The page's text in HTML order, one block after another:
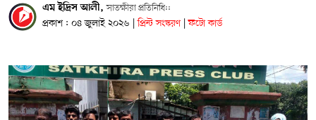
এম ইদ্রিস আলী,সাতক্ষীরা প্রতিনিধি::
প্রকাশ : ০৪ জুলাই ২০২৬ | প্রিন্ট সংস্করণ | ফটো কার্ড